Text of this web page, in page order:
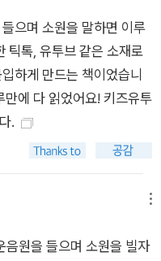
을 기를 수 있다. 어린이가
를 읽으며 사고력도 키울
스터리 시리즈는 『행운음
탐정 명아루』를 시작으로
으며 소원을 말하면 이루
틱톡, 유투브 같은 소재로
하게 만드는 책이었습니
에 다 읽었어요! 키즈유투
.
음원을 들으며 소원을 빌자